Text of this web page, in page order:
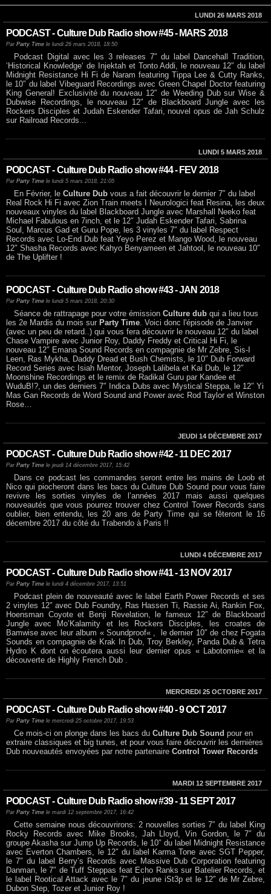
LUNDI 26 MARS 2018
PODCAST - Culture Dub Radio show #45 - MARS 2018
Par Party Time le lundi 26 mars 2018, 18:50
Podcast Digital avec les 3 releases 7″ du label Dancehall Tradition,
‘Historical Knowledge‘ de Injektah et Tonto Addi, le nouveau 12″ du label
Midnight Resistance Hi Fi de Naram featuring Tippa Lee & Cutty Ranks,
le 10″ du label Vibeguard Recordings avec Green Chapel Doctor featuring
King General! Exclusivité du nouveau 12″ de Weeding Dub sur Wise &
Dubwise Recordings, le nouveau 12″ de Blackboard Jungle avec les
Rockers Disciples et Judah Eskender Tafari, nouvel opus de Jah Schulz
sur Railroad Records...
LUNDI 5 MARS 2018
PODCAST - Culture Dub Radio show #44 - FEV 2018
Par Party Time le lundi 5 mars 2018, 21:05
En Février, leCulture Dub vous a fait découvrir le dernier 7″ du label
Real Rock Hi Fi avec Zion Train meets I Neurologici feat Resina, les deux
nouveaux vinyles du label Blackboard Jungle avec Marshall Neeko feat
Michael Fabulous en 7inch, et le 12″ Judah Eskender Tafari, Sabrina
Soul, Marcus Gad et Guru Pope, les 3 vinyles 7″ du label Respect
Records avec Lo-End Dub feat Yeyo Perez et Mango Wood, le nouveau
12″ Shasha Records avec Kahyo Benyameen et Jahtool, le nouveau 10″
de The Uplifter !
PODCAST - Culture Dub Radio show #43 - JAN 2018
Par Party Time le lundi 5 mars 2018, 20:30
Séance de rattrapage pour votre émissionCulture dubqui a lieu tous
les 2e Mardis du mois sur Party Time. Voici donc l'épisode de Janvier
(avec un peu de retard..) qui vous fera découvrir le nouveau 12″ du label
Chase Vampire avec Junior Roy, Daddy Freddy et Critical Hi Fi, le
nouveau 12″ Emana Sound Records en compagnie de Mr Zebre, Sis-I
Leen, Ras Mykha, Daddy Dread et Bush Chemists, le 10″ Dub Forward
Record Series avec Isiah Mentor, Joseph Lalibela et Kai Dub, le 12″
Moonshine Recordings et le remix de Radikal Guru par Kandee et
WuduB!?, un des derniers 7″ Indica Dubs avec Mystical Steppa, le 12″ Yi
Mas Gan Records de Word Sound and Power avec Rod Taylor et Winston
Rose…
JEUDI 14 DÉCEMBRE 2017
PODCAST - Culture Dub Radio show #42 - 11 DEC 2017
Par Party Time le jeudi 14 décembre 2017, 15:42
Dans ce podcast les commandes seront entre les mains de Loob et
Nico qui piocheront dans les bacs du Culture Dub Sound pour vous faire
revivre les sorties vinyles de l’années 2017 mais aussi quelques
nouveautés que vous pourrez trouver chez Control Tower Records sans
oublier, bien entendu, les 20 ans de Party Time qui se fêteront le 16
décembre 2017 du côté du Trabendo à Paris !!
LUNDI 4 DÉCEMBRE 2017
PODCAST - Culture Dub Radio show #41 - 13 NOV 2017
Par Party Time le lundi 4 décembre 2017, 13:51
Podcast plein de nouveauté avec le label Earth Power Records et ses
2 vinyles 12″ avec Dub Foundry, Ras Hassen Ti, Rassie Ai, Rankin Fox,
Hoensman Coyote et Benji Revelation, le fameux 12″ de Blackboard
Jungle avec Mo’Kalamity et les Rockers Disciples, les croates de
Bamwise avec leur album « Soundproof« , le dernier 10″ de chez Fogata
Sounds en compagnie de Krak In Dub, Troy Berkley, Panda Dub & Tetra
Hydro K dont on écoutera aussi leur dernier opus « Labotomie« et la
découverte de Highly French Dub .
MERCREDI 25 OCTOBRE 2017
PODCAST - Culture Dub Radio show #40 - 9 OCT 2017
Par Party Time le mercredi 25 octobre 2017, 19:53
Ce mois-ci on plonge dans les bacs duCulture Dub Soundpour en
extraire classiques et big tunes, et pour vous faire découvrir les dernières
Dub nouveautés envoyées par notre partenaire Control Tower Records
MARDI 12 SEPTEMBRE 2017
PODCAST - Culture Dub Radio show #39 - 11 SEPT 2017
Par Party Time le mardi 12 septembre 2017, 16:42
Cette semaine nous découvrirons: 2 nouvelles sorties 7″ du label King
Rocky Records avec Mike Brooks, Jah Lloyd, Vin Gordon, le 7″ du
groupe Akasha sur Jump Up Records, le 10″ du label Midnight Resistance
avec Everton Chambers, le 12″ du label Karma Tone avec SGT Pepper,
le 7″ du label Berry’s Records avec Massive Dub Corporation featuring
Danman, le 7″ de Tuff Steppas feat Echo Ranks sur Batelier Records, et
le label Rootical Attack avec le 7″ du jeune iSt3p et le 12″ de Mr Zebre,
Dubon Step, Tozer et Junior Roy !